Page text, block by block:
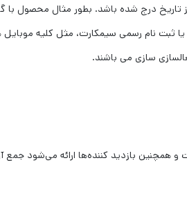
زیاد، ممکن است تاریخ ضمانت کالا 20درصد کمتر از تاریخ درج شده باشد. بطور مثال محصول
دارای فعالسازی همتا یا ثبت نام رسمی سیمکارت، مثل کلیه
سازی می باشند.
و همچنین بازدید کننده‌ها ارائه می‌شود جمع